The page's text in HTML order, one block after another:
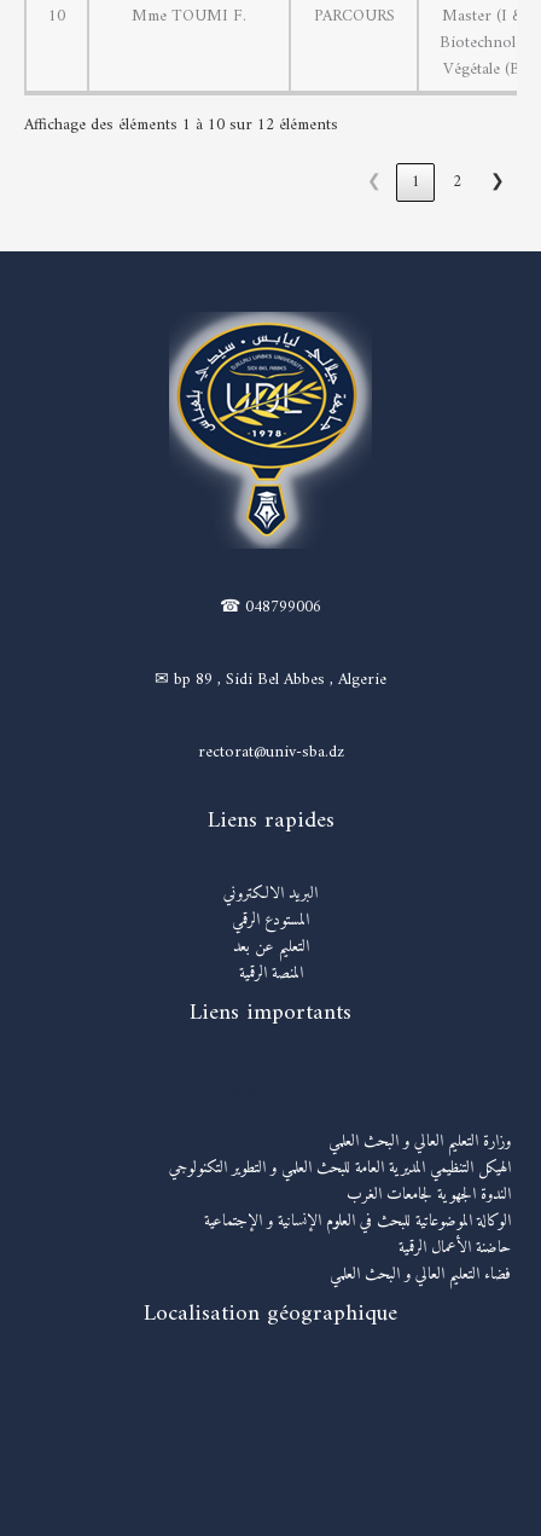
10
Mme TOUMI F. PARCOURS
Master (I &
Végétale (B.V.)
Affichage des éléments 1 à 10 sur 12 éléments
❮
1 2 ❯
☎ 048799006
✉ bp 89 , Sidi Bel Abbes , Algerie
rectorat@univ-sba.dz
Liens rapides
البريد الالكتروني
المستودع الرقمي
التعليم عن بعد
المنصة الرقمية
Liens importants
وزارة التعليم العالي و البحث العلمي
الهيكل التنظيمي المديرية العامة للبحث العلمي و التطوير التكنولوجي
الندوة الجهوية لجامعات الغرب
الوكالة الموضوعاتية للبحث في العلوم الإنسانية و الإجتماعية
حاضنة الأعمال الرقمية
فضاء التعليم العالي و البحث العلمي
Localisation géographique